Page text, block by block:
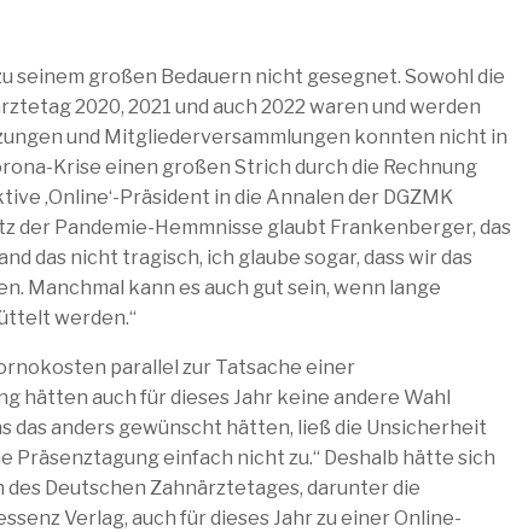
seinem großen Bedauern nicht gesegnet. Sowohl die
2020, 2021 und auch 2022 waren und werden
und Mitgliederversammlungen konnten nicht in
Krise einen großen Strich durch die Rechnung
‚Online‘-Präsident in die Annalen der DGZMK
der Pandemie-Hemmnisse glaubt Frankenberger, das
das nicht tragisch, ich glaube sogar, dass wir das
Manchmal kann es auch gut sein, wenn lange
werden.“
parallel zur Tatsache einer
hätten auch für dieses Jahr keine andere Wahl
das anders gewünscht hätten, ließ die Unsicherheit
einfach nicht zu.“ Deshalb hätte sich
Deutschen Zahnärztetages, darunter die
Verlag, auch für dieses Jahr zu einer Online-